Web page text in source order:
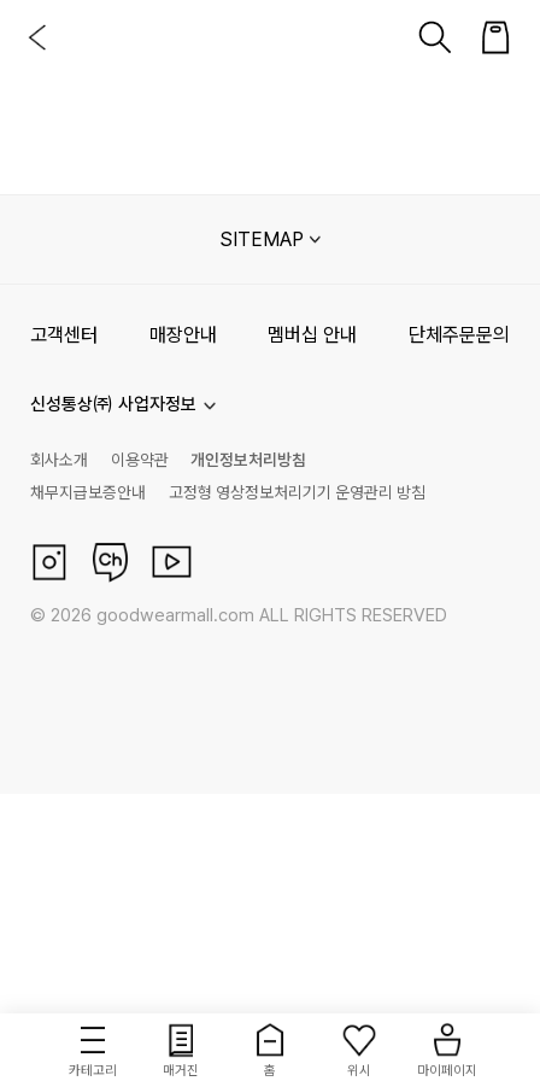
카테고리 매거진 홈 위시 마이페이지
SITEMAP
고객센터 매장안내 멤버십 안내 단체주문문의
신성통상㈜ 사업자정보
회사소개 이용약관
개인정보처리방침
채무지급보증안내
고정형 영상정보처리기기 운영관리 방침
© 2026 goodwearmall.com ALL RIGHTS RESERVED